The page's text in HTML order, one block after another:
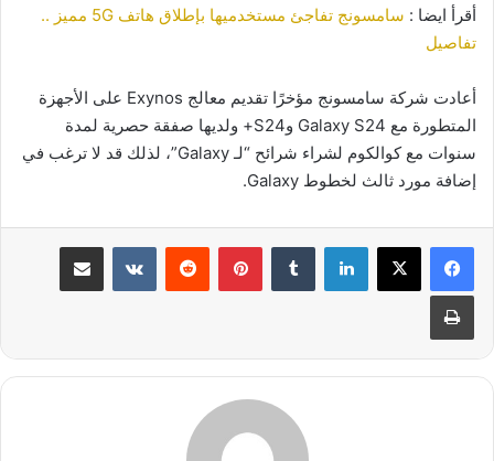
أقرأ ايضا :
سامسونج تفاجئ مستخدميها بإطلاق هاتف 5G مميز ..
تفاصيل
أعادت شركة سامسونج مؤخرًا تقديم معالج Exynos على الأجهزة
المتطورة مع Galaxy S24 وS24+ ولديها صفقة حصرية لمدة
سنوات مع كوالكوم لشراء شرائح “لـ Galaxy”، لذلك قد لا ترغب في
إضافة مورد ثالث لخطوط Galaxy.
لينكدإن بينتيريست مشاركة عبر البريد
طباعة